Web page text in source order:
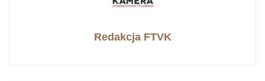
Redakcja FTVK